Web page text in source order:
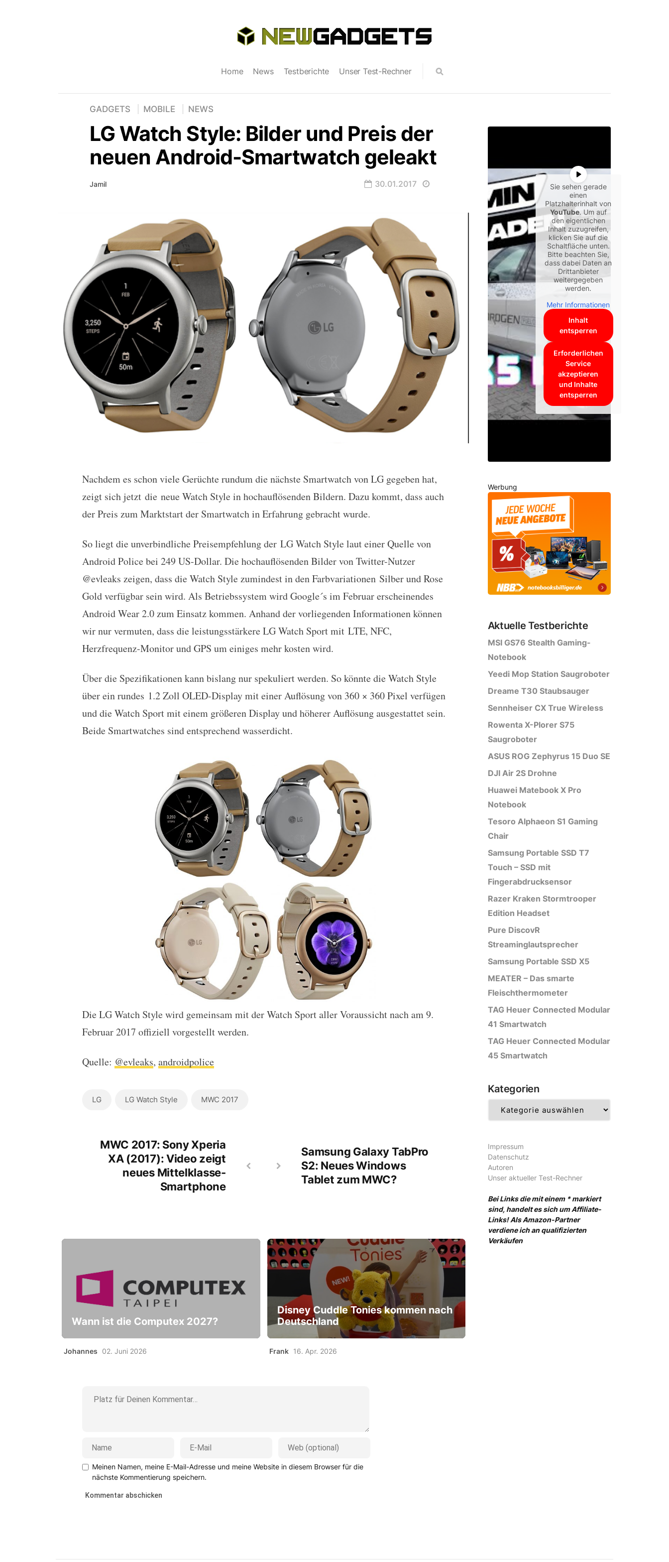
Home News Testberichte Unser Test-Rechner
GADGETS MOBILE NEWS
LG Watch Style: Bilder und Preis der
neuen Android-Smartwatch geleakt
Jamil 30.01.2017
LG Watch Style: Bilder und Preis der neuen Android-Smartwatch geleakt
Nachdem es schon viele Gerüchte rundum die nächste Smartwatch von LG gegeben hat,
zeigt sich jetzt die neue Watch Style in hochauflösenden Bildern. Dazu kommt, dass auch
der Preis zum Marktstart der Smartwatch in Erfahrung gebracht wurde.
So liegt die unverbindliche Preisempfehlung der LG Watch Style laut einer Quelle von
Android Police bei 249 US-Dollar. Die hochauflösenden Bilder von Twitter-Nutzer
@evleaks zeigen, dass die Watch Style zumindest in den Farbvariationen Silber und Rose
Gold verfügbar sein wird. Als Betriebssystem wird Google´s im Februar erscheinendes
Android Wear 2.0 zum Einsatz kommen. Anhand der vorliegenden Informationen können
wir nur vermuten, dass die leistungsstärkere LG Watch Sport mit LTE, NFC,
Herzfrequenz-Monitor und GPS um einiges mehr kosten wird.
Über die Spezifikationen kann bislang nur spekuliert werden. So könnte die Watch Style
über ein rundes 1.2 Zoll OLED-Display mit einer Auflösung von 360 × 360 Pixel verfügen
und die Watch Sport mit einem größeren Display und höherer Auflösung ausgestattet sein.
Beide Smartwatches sind entsprechend wasserdicht.
Die LG Watch Style wird gemeinsam mit der Watch Sport aller Voraussicht nach am 9.
Februar 2017 offiziell vorgestellt werden.
Quelle: @evleaks, androidpolice
LG LG Watch Style MWC 2017
MWC 2017: Sony Xperia
XA (2017): Video zeigt
neues Mittelklasse-
Smartphone
Samsung Galaxy TabPro
S2: Neues Windows
Tablet zum MWC?
Wann ist die Computex 2027?
Johannes 02. Juni 2026
Disney Cuddle Tonies kommen nach
Deutschland
Frank 16. Apr. 2026
Meinen Namen, meine E-Mail-Adresse und meine Website in diesem Browser für die
nächste Kommentierung speichern.
Sie sehen gerade
einen
Platzhalterinhalt von
YouTube. Um auf
den eigentlichen
Inhalt zuzugreifen,
klicken Sie auf die
Schaltfläche unten.
Bitte beachten Sie,
dass dabei Daten an
Drittanbieter
weitergegeben
werden.
Mehr Informationen
Inhalt
entsperren
Erforderlichen
Service
akzeptieren
und Inhalte
entsperren
Werbung
Aktuelle Testberichte
MSI GS76 Stealth Gaming-
Notebook
Yeedi Mop Station Saugroboter
Dreame T30 Staubsauger
Sennheiser CX True Wireless
Rowenta X-Plorer S75
Saugroboter
ASUS ROG Zephyrus 15 Duo SE
DJI Air 2S Drohne
Huawei Matebook X Pro
Notebook
Tesoro Alphaeon S1 Gaming
Chair
Samsung Portable SSD T7
Touch – SSD mit
Fingerabdrucksensor
Razer Kraken Stormtrooper
Edition Headset
Pure DiscovR
Streaminglautsprecher
Samsung Portable SSD X5
MEATER – Das smarte
Fleischthermometer
TAG Heuer Connected Modular
41 Smartwatch
TAG Heuer Connected Modular
45 Smartwatch
Kategorien
Impressum
Datenschutz
Autoren
Unser aktueller Test-Rechner
Bei Links die mit einem * markiert
sind, handelt es sich um Affiliate-
Links! Als Amazon-Partner
verdiene ich an qualifizierten
Verkäufen